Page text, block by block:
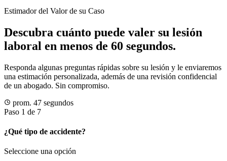
Estimador del Valor de su Caso
Descubra cuánto puede valer su lesión
laboral en menos de 60 segundos.
Responda algunas preguntas rápidas sobre su lesión y le enviaremos
una estimación personalizada, además de una revisión confidencial
de un abogado. Sin compromiso.
prom. 47 segundos
Paso 1 de 7
¿Qué tipo de accidente?
Seleccione una opción